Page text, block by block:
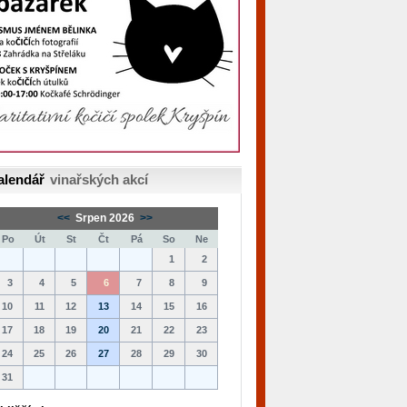
vinařských akcí
<< Srpen 2026 >>
Út St Čt Pá So
Ne
1
2
3 4 5 6 7 8 9
10 11 12 13 14 15 16
17 18 19 20 21 22 23
24 25 26 27 28 29 30
31